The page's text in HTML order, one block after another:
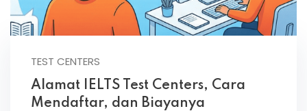
TEST CENTERS
Alamat IELTS Test Centers, Cara
Mendaftar, dan Biayanya
Remember me Lost your password?